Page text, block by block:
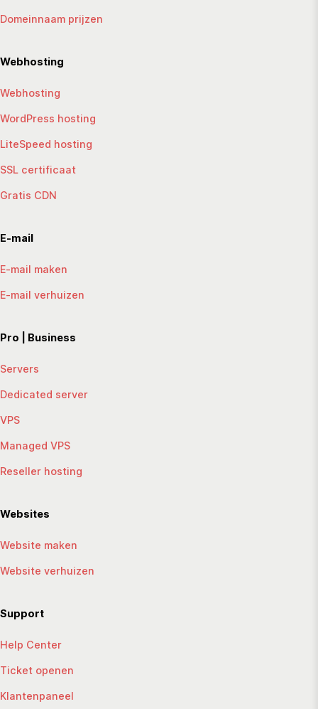
Domeinnaam prijzen
Webhosting
Webhosting
WordPress hosting
LiteSpeed hosting
SSL certificaat
Gratis CDN
E-mail
E-mail maken
E-mail verhuizen
Pro | Business
Servers
Dedicated server
VPS
Managed VPS
Reseller hosting
Websites
Website maken
Website verhuizen
Support
Help Center
Ticket openen
Klantenpaneel